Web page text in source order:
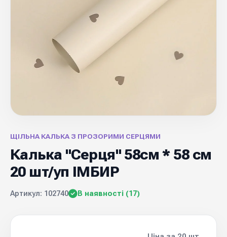
ЩІЛЬНА КАЛЬКА З ПРОЗОРИМИ СЕРЦЯМИ
Калька "Серця" 58см * 58 см
20 шт/уп ІМБИР
Артикул: 102740 В наявності (17)